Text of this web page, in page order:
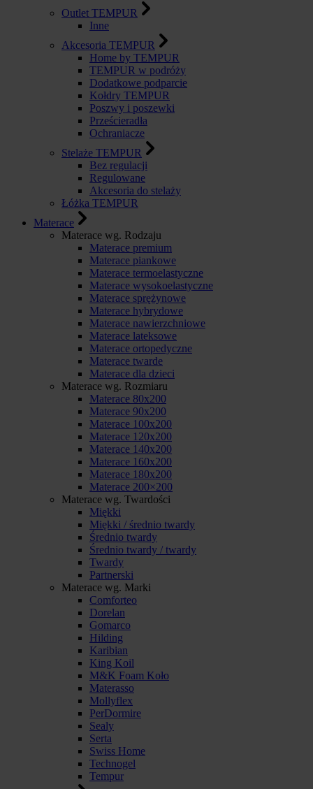
Outlet TEMPUR
Inne
Akcesoria TEMPUR
Home by TEMPUR
TEMPUR w podróży
Dodatkowe podparcie
Kołdry TEMPUR
Poszwy i poszewki
Prześcieradła
Ochraniacze
Stelaże TEMPUR
Bez regulacji
Regulowane
Akcesoria do stelaży
Łóżka TEMPUR
Materace
Materace wg. Rodzaju
Materace premium
Materace piankowe
Materace termoelastyczne
Materace wysokoelastyczne
Materace sprężynowe
Materace hybrydowe
Materace nawierzchniowe
Materace lateksowe
Materace ortopedyczne
Materace twarde
Materace dla dzieci
Materace wg. Rozmiaru
Materace 80x200
Materace 90x200
Materace 100x200
Materace 120x200
Materace 140x200
Materace 160x200
Materace 180x200
Materace 200×200
Materace wg. Twardości
Miękki
Miękki / średnio twardy
Średnio twardy
Średnio twardy / twardy
Twardy
Partnerski
Materace wg. Marki
Comforteo
Dorelan
Gomarco
Hilding
Karibian
King Koil
M&K Foam Koło
Materasso
Mollyflex
PerDormire
Sealy
Serta
Swiss Home
Technogel
Tempur